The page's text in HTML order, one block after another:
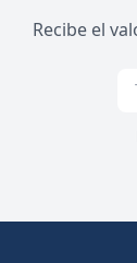
Recibe el